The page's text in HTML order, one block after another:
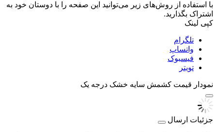
با استفاده از روش‌های زیر می‌توانید این صفحه را با دوستان خود به
اشتراک بگذارید.
کپی لینک
تلگرام
واتساپ
فیسبوک
تویتر
نمودار قیمت کشمش سایه خشک درجه یک
جزئیات ارسال